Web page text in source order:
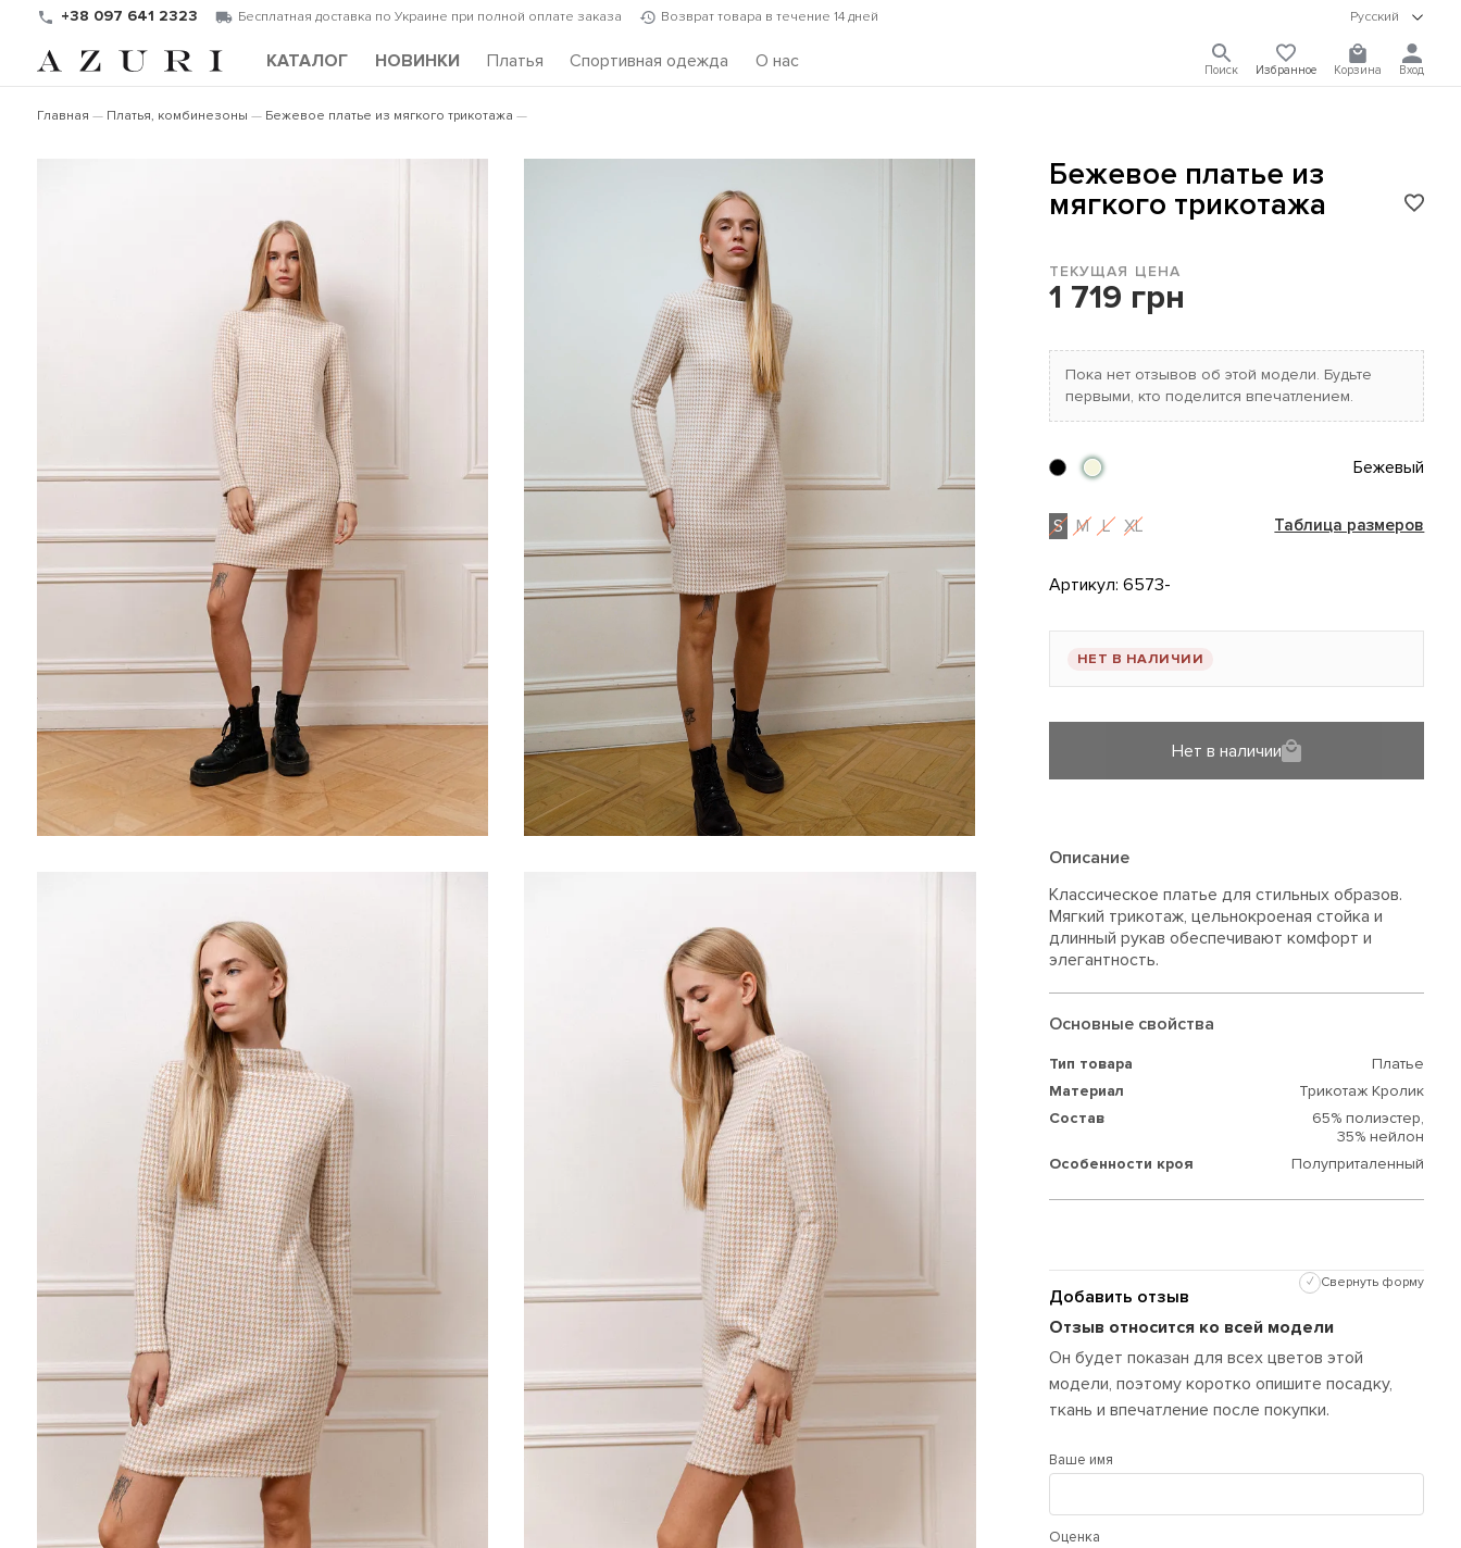
+38 097 641 2323 Бесплатная доставка по Украине при полной оплате заказа Возврат товара в течение 14 дней Русский
КАТАЛОГ НОВИНКИ Платья Спортивная одежда О нас Поиск Избранное Корзина Вход
Главная Платья, комбинезоны Бежевое платье из мягкого трикотажа
Бежевое платье из
мягкого трикотажа
ТЕКУЩАЯ ЦЕНА
1 719 грн
Пока нет отзывов об этой модели. Будьте
первыми, кто поделится впечатлением.
Бежевый
S M L XL Таблица размеров
Артикул: 6573-
НЕТ В НАЛИЧИИ
Нет в наличии
Описание
Классическое платье для стильных образов.
Мягкий трикотаж, цельнокроеная стойка и
длинный рукав обеспечивают комфорт и
элегантность.
Основные свойства
Тип товара
Платье
Материал
Трикотаж Кролик
Состав
65% полиэстер,
35% нейлон
Особенности кроя
Полуприталенный
Добавить отзыв
✓ Свернуть форму
Отзыв относится ко всей модели
Он будет показан для всех цветов этой
модели, поэтому коротко опишите посадку,
ткань и впечатление после покупки.
Ваше имя
Оценка